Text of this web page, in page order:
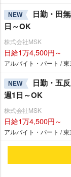
NEW
日勤・田
日～OK
株式会社MSK
日給1万4,500円～
アルバイト・パート /
NEW
日勤・五
週1日～OK
株式会社MSK
日給1万4,500円～
アルバイト・パート /